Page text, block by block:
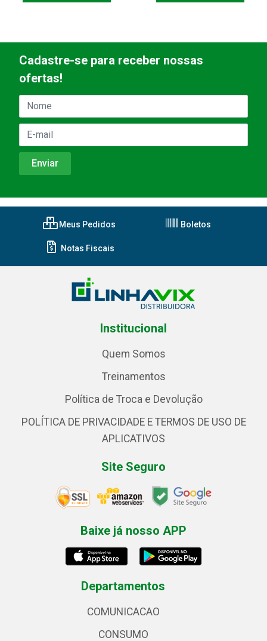
Cadastre-se para receber nossas
ofertas!
Meus Pedidos Boletos
Notas Fiscais
Institucional
Quem Somos
Treinamentos
Política de Troca e Devolução
POLÍTICA DE PRIVACIDADE E TERMOS DE USO DE
APLICATIVOS
Site Seguro
Baixe já nosso APP
Departamentos
COMUNICACAO
CONSUMO